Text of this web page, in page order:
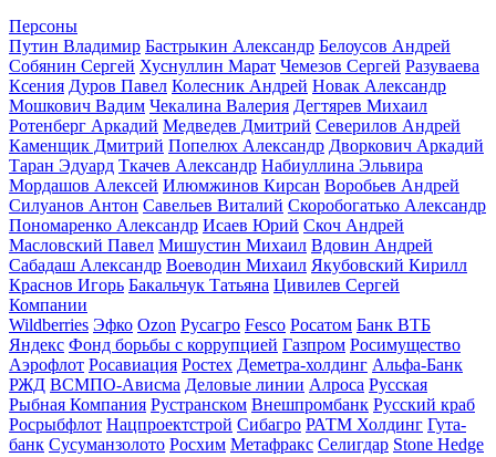
Персоны
Путин Владимир Бастрыкин Александр Белоусов Андрей
Собянин Сергей Хуснуллин Марат Чемезов Сергей Разуваева
Ксения Дуров Павел Колесник Андрей Новак Александр
Мошкович Вадим Чекалина Валерия Дегтярев Михаил
Ротенберг Аркадий Медведев Дмитрий Северилов Андрей
Каменщик Дмитрий Попелюх Александр Дворкович Аркадий
Таран Эдуард Ткачев Александр Набиуллина Эльвира
Мордашов Алексей Илюмжинов Кирсан Воробьев Андрей
Силуанов Антон Савельев Виталий Скоробогатько Александр
Пономаренко Александр Исаев Юрий Скоч Андрей
Масловский Павел Мишустин Михаил Вдовин Андрей
Сабадаш Александр Воеводин Михаил Якубовский Кирилл
Краснов Игорь Бакальчук Татьяна Цивилев Сергей
Компании
Wildberries Эфко Ozon Русагро Fesco Росатом Банк ВТБ
Яндекс Фонд борьбы с коррупцией Газпром Росимущество
Аэрофлот Росавиация Ростех Деметра-холдинг Альфа-Банк
РЖД ВСМПО-Ависма Деловые линии Алроса Русская
Рыбная Компания Рустранском Внешпромбанк Русский краб
Росрыбфлот Нацпроектстрой Сибагро РАТМ Холдинг Гута-
банк Сусуманзолото Росхим Метафракс Селигдар Stone Hedge